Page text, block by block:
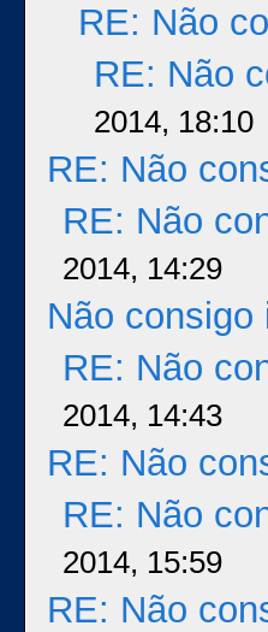
RE: Não
RE: Não
2014, 18:10
RE: Não
RE: Não
2014, 14:29
Não consigo
RE: Não
2014, 14:43
RE: Não
RE: Não
2014, 15:59
RE: Não